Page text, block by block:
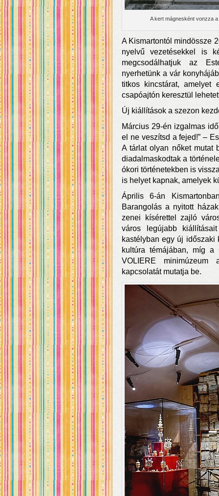
A kert mágnesként vonzza
A Kismartontól mindössze
nyelvű vezetésekkel is
megcsodálhatjuk az
nyerhetünk a vár
titkos kincstárat, amelyet
csapóajtón keresztül
Új kiállítások a szezon
Március 29-én izgalmas
el ne veszítsd a fejed!” –
A tárlat olyan nőket mutat
diadalmaskodtak a
ókori történetekben is
is helyet kapnak, amelyek
Április 6-án
Barangolás a nyitott
zenei kísérettel zajló
város legújabb
kastélyban egy új
kultúra témájában, míg a
VOLIERE
kapcsolatát mutatja be.